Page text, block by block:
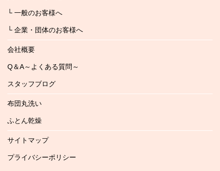
└ 一般のお客様へ
└ 企業・団体のお客様へ
会社概要
Q＆A～よくある質問～
スタッフブログ
布団丸洗い
ふとん乾燥
サイトマップ
プライバシーポリシー